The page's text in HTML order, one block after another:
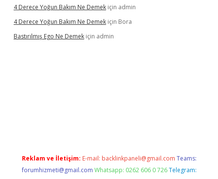
4 Derece Yoğun Bakım Ne Demek için admin
4 Derece Yoğun Bakım Ne Demek için Bora
Bastırılmış Ego Ne Demek için admin
Reklam ve İletişim: E-mail: backlinkpaneli@gmail.com Teams:
forumhizmeti@gmail.com Whatsapp: 0262 606 0 726 Telegram: